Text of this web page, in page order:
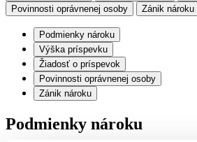
Povinnosti oprávnenej osoby
Zánik nároku
Podmienky nároku
Výška príspevku
Žiadosť o príspevok
Povinnosti oprávnenej osoby
Zánik nároku
Podmienky nároku